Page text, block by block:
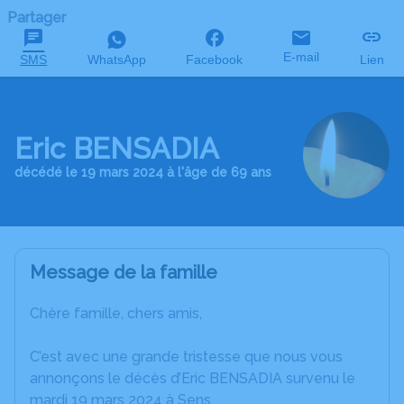
Partager
SMS WhatsApp Facebook E-mail Lien
Eric BENSADIA
décédé le 19 mars 2024 à l'âge de 69 ans
Message de la famille
Chère famille, chers amis,
C’est avec une grande tristesse que nous vous
annonçons le décès d’Eric BENSADIA survenu le
mardi 19 mars 2024 à Sens.